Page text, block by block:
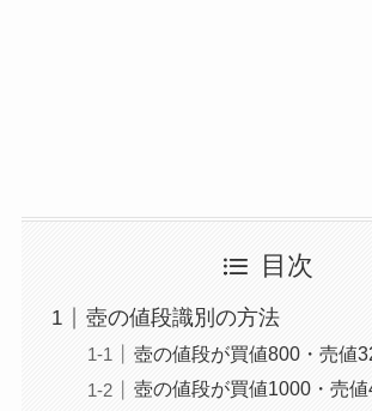
目次
壺の値段識別の方法
壺の値段が買値800・売値
壺の値段が買値1000・売